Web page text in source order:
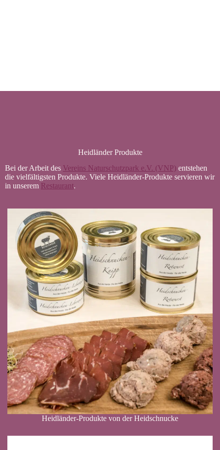
Heidländer Produkte
Bei der Arbeit des Vereins Naturschutzpark e.V. (VNP) entstehen
die vielfältigsten Produkte. Viele Heidländer-Produkte servieren wir
in unserem Restaurant.
Heidländer-Produkte von der Heidschnucke